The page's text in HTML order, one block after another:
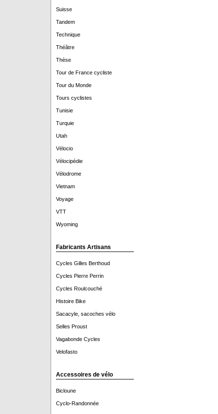
Suisse
Tandem
Technique
Théâtre
Thèse
Tour de France cycliste
Tour du Monde
Tours cyclistes
Tunisie
Turquie
Utah
Vélocio
Vélocipédie
Vélodrome
Vietnam
Voyage
VTT
Wyoming
Fabricants Artisans
Cycles Gilles Berthoud
Cycles Pierre Perrin
Cycles Roulcouché
Histoire Bike
Sacacyle, sacoches vélo
Selles Proust
Vagabonde Cycles
Velofasto
Accessoires de vélo
Bicloune
Cyclo-Randonnée